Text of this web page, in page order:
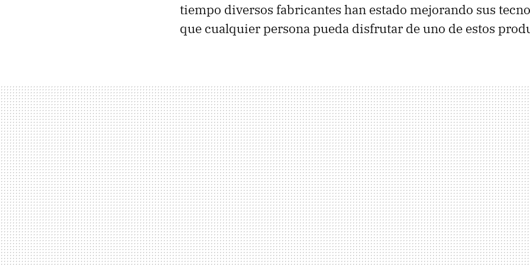
tiempo diversos fabricantes han estado mejorando sus
que cualquier persona pueda disfrutar de uno de estos